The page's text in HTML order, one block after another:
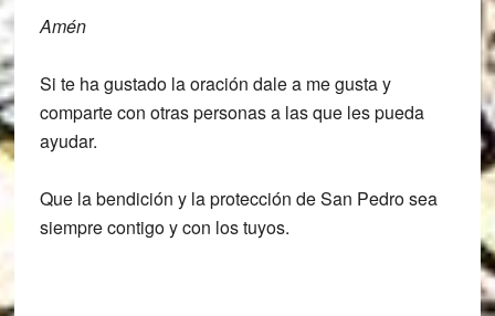
Amén
Si te ha gustado la oración dale a me gusta y
comparte con otras personas a las que les pueda
ayudar.
Que la bendición y la protección de San Pedro sea
siempre contigo y con los tuyos.